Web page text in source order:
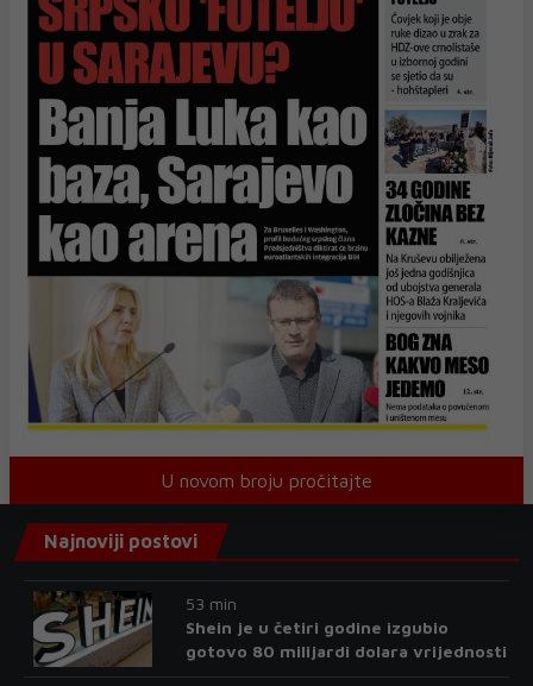
U novom broju pročitajte
Najnoviji postovi
53 min
Shein je u četiri godine izgubio
gotovo 80 milijardi dolara vrijednosti